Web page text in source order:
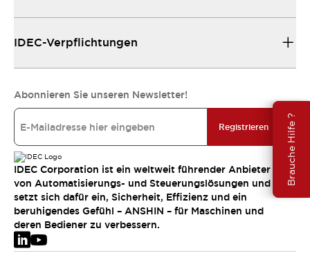
Brauche Hilfe ?
IDEC-Verpflichtungen
Abonnieren Sie unseren Newsletter!
Registrieren
IDEC Corporation ist ein weltweit führender Anbieter
von Automatisierungs- und Steuerungslösungen und
setzt sich dafür ein, Sicherheit, Effizienz und ein
beruhigendes Gefühl – ANSHIN – für Maschinen und
deren Bediener zu verbessern.